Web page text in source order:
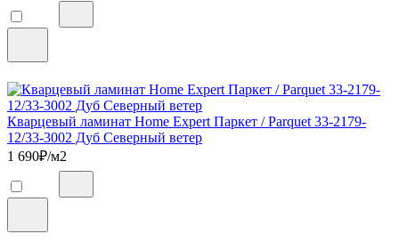
Кварцевый ламинат Home Expert Паркет / Parquet 33-2179-
12/33-3002 Дуб Северный ветер
1 690₽/м2